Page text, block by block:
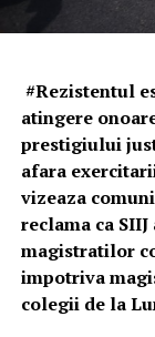
#Rezistentul
atingere
prestigiului
afara
vizeaza
reclama ca
magistratilor
impotriva
colegii de la